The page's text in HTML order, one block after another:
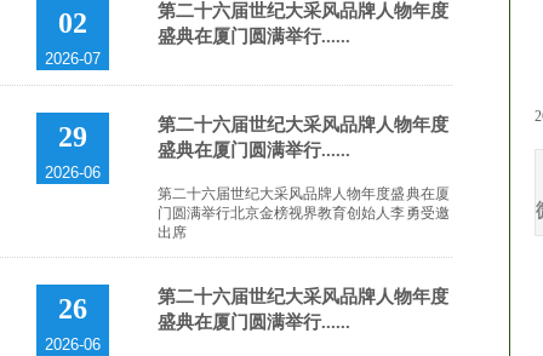
02
2026-07
第二十六届世纪大采风品牌人物年度
盛典在厦门圆满举行......
29
2026-06
第二十六届世纪大采风品牌人物年度
盛典在厦门圆满举行......
第二十六届世纪大采风品牌人物年度盛典在厦
门圆满举行北京金榜视界教育创始人李勇受邀
出席
26
2026-06
第二十六届世纪大采风品牌人物年度
盛典在厦门圆满举行......